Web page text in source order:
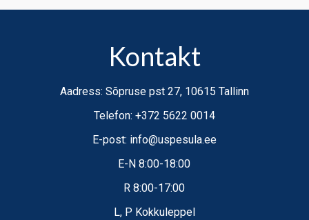
Kontakt
Aadress: Sõpruse pst 27, 10615 Tallinn
Telefon: +372 5622 0014
E-post: info@uspesula.ee
E-N 8:00-18:00
R 8:00-17:00
L, P Kokkuleppel